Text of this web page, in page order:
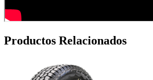
Productos Relacionados